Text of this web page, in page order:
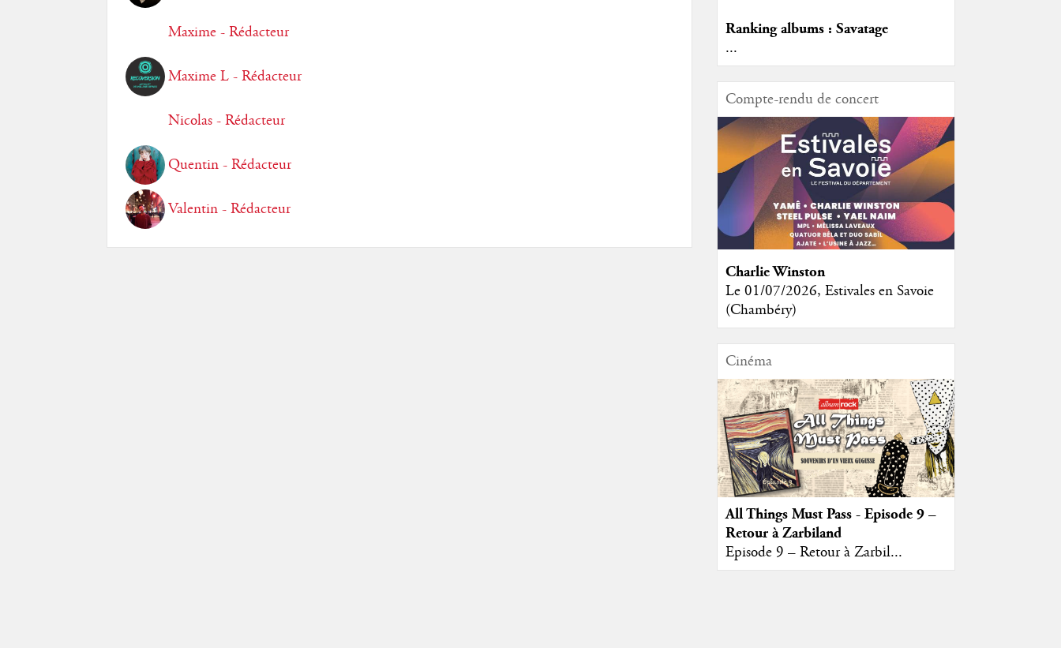
Maxime - Rédacteur
Maxime L - Rédacteur
Nicolas - Rédacteur
Quentin - Rédacteur
Valentin - Rédacteur
Ranking albums : Savatage
...
Compte-rendu de concert
Charlie Winston
Le 01/07/2026, Estivales en Savoie
(Chambéry)
Cinéma
All Things Must Pass - Episode 9 –
Retour à Zarbiland
Episode 9 – Retour à Zarbil...